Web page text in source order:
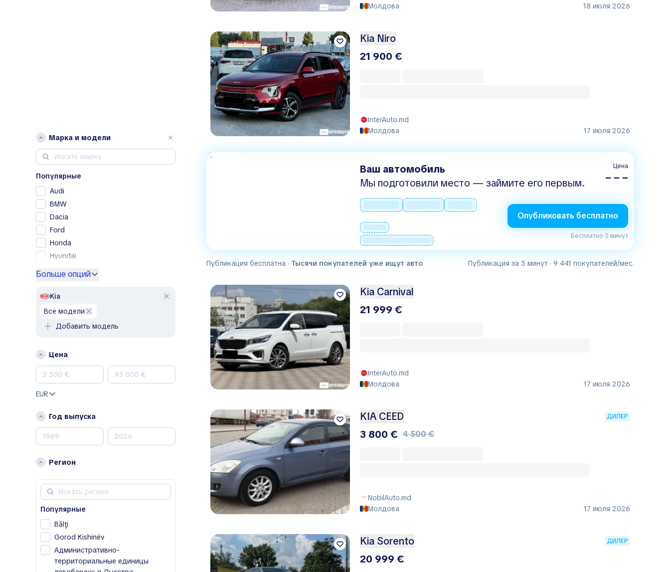
Марка и модели
Популярные
Audi
BMW
Dacia
Ford
Honda
Hyundai
Mercedes-Benz
Nissan
Renault
Skoda
Toyota
Volkswagen
A
Acura
Avatr
B
BAIC
Bentley
Bestune
Buick
BYD
Больше опций
Kia
все модели
Добавить модель
Цена
EUR
Год выпуска
Регион
Популярные
Bălţi
Gorod Kishinëv
Административно-
территориальные единицы
Молдова
18 июля 2026
Kia Niro
21 900 €
InterAuto.md
Молдова
17 июля 2026
Ваш автомобиль
Мы подготовили место — займите его первым.
Цена
– – –
Опубликовать бесплатно
Бесплатно·5 минут
Публикация бесплатна · Тысячи покупателей уже ищут авто Публикация за 5 минут · 9 441 покупателей/мес.
Kia Carnival
21 999 €
InterAuto.md
Молдова
17 июля 2026
KIA CEED ДИЛЕР
3 800 € 4 500 €
NobilAuto.md
Молдова
17 июля 2026
Kia Sorento ДИЛЕР
20 999 €